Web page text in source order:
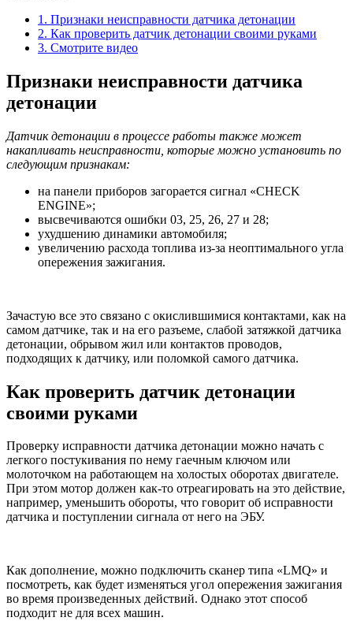
1. Признаки неисправности датчика детонации
2. Как проверить датчик детонации своими руками
3. Смотрите видео
Признаки неисправности датчика
детонации
Датчик детонации в процессе работы также может
накапливать неисправности, которые можно установить по
следующим признакам:
на панели приборов загорается сигнал «CHECK
ENGINE»;
высвечиваются ошибки 03, 25, 26, 27 и 28;
ухудшению динамики автомобиля;
увеличению расхода топлива из-за неоптимального угла
опережения зажигания.
Зачастую все это связано с окислившимися контактами, как на
самом датчике, так и на его разъеме, слабой затяжкой датчика
детонации, обрывом жил или контактов проводов,
подходящих к датчику, или поломкой самого датчика.
Как проверить датчик детонации
своими руками
Проверку исправности датчика детонации можно начать с
легкого постукивания по нему гаечным ключом или
молоточком на работающем на холостых оборотах двигателе.
При этом мотор должен как-то отреагировать на это действие,
например, уменьшить обороты, что говорит об исправности
датчика и поступлении сигнала от него на ЭБУ.
Как дополнение, можно подключить сканер типа «LMQ» и
посмотреть, как будет изменяться угол опережения зажигания
во время произведенных действий. Однако этот способ
подходит не для всех машин.